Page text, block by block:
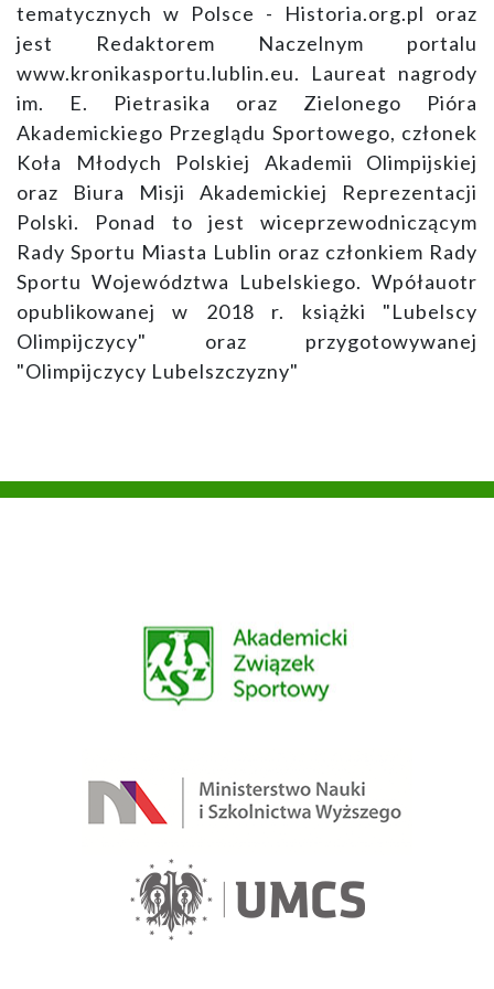
tematycznych w Polsce - Historia.org.pl oraz
jest Redaktorem Naczelnym portalu
www.kronikasportu.lublin.eu. Laureat nagrody
im. E. Pietrasika oraz Zielonego Pióra
Akademickiego Przeglądu Sportowego, członek
Koła Młodych Polskiej Akademii Olimpijskiej
oraz Biura Misji Akademickiej Reprezentacji
Polski. Ponad to jest wiceprzewodniczącym
Rady Sportu Miasta Lublin oraz członkiem Rady
Sportu Województwa Lubelskiego. Wpółauotr
opublikowanej w 2018 r. książki "Lubelscy
Olimpijczycy" oraz przygotowywanej
"Olimpijczycy Lubelszczyzny"